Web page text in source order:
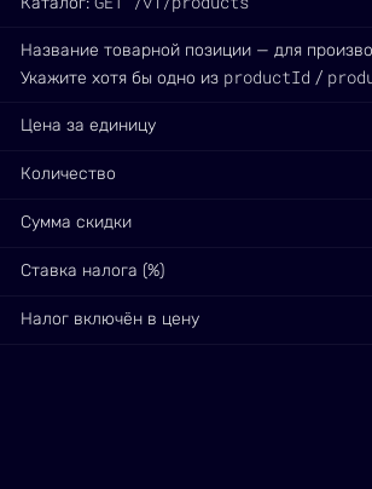
Название товарной позиции — для
Укажите хотя бы одно из productId /
Цена за единицу
Количество
Сумма скидки
Ставка налога (%)
Налог включён в цену